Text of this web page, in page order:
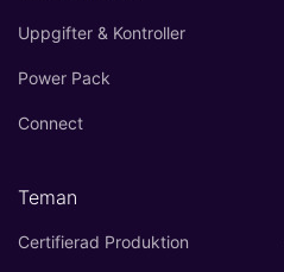
Uppgifter & Kontroller
Power Pack
Connect
Teman
Certifierad Produktion